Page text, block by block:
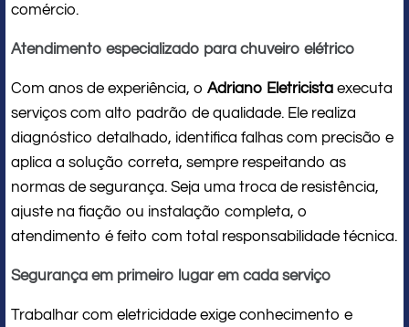
comércio.
Atendimento especializado para chuveiro elétrico
Com anos de experiência, o Adriano Eletricista executa
serviços com alto padrão de qualidade. Ele realiza
diagnóstico detalhado, identifica falhas com precisão e
aplica a solução correta, sempre respeitando as
normas de segurança. Seja uma troca de resistência,
ajuste na fiação ou instalação completa, o
atendimento é feito com total responsabilidade técnica.
Segurança em primeiro lugar em cada serviço
Trabalhar com eletricidade exige conhecimento e